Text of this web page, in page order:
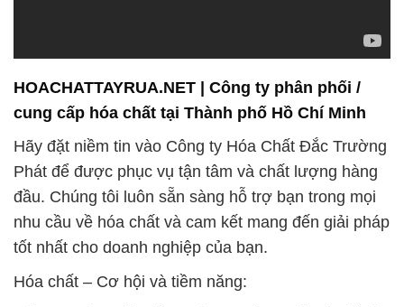
HOACHATTAYRUA.NET | Công ty phân phối /
cung cấp hóa chất tại Thành phố Hồ Chí Minh
Hãy đặt niềm tin vào Công ty Hóa Chất Đắc Trường
Phát để được phục vụ tận tâm và chất lượng hàng
đầu. Chúng tôi luôn sẵn sàng hỗ trợ bạn trong mọi
nhu cầu về hóa chất và cam kết mang đến giải pháp
tốt nhất cho doanh nghiệp của bạn.
Hóa chất – Cơ hội và tiềm năng: